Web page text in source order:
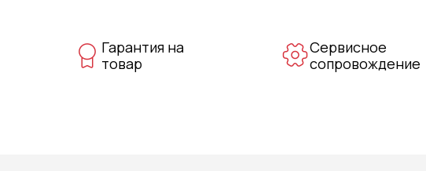
Гарантия на
товар
Сервисное
сопровождение